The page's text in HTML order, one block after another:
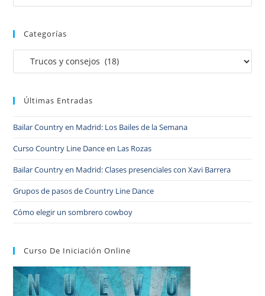
Categorías
Últimas Entradas
Bailar Country en Madrid: Los Bailes de la Semana
Curso Country Line Dance en Las Rozas
Bailar Country en Madrid: Clases presenciales con Xavi Barrera
Grupos de pasos de Country Line Dance
Cómo elegir un sombrero cowboy
Curso De Iniciación Online